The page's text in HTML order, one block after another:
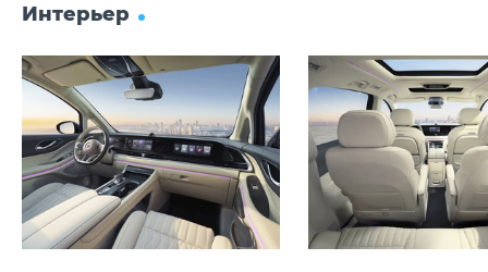
Объём багажника
427 л
Трансмиссия
Привод
Полный
Интерьер